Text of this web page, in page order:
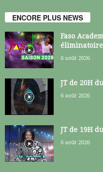
ENCORE PLUS NEWS
Faso
éliminatoire
6 août 2026
JT de 20H
6 août 2026
JT de 19H
6 août 2026